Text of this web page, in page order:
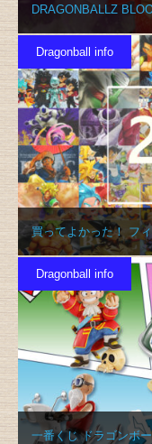
DRAGONBALLZ
Dragonball info
買ってよかった！ フ
Dragonball info
一番くじ ドラゴンボ